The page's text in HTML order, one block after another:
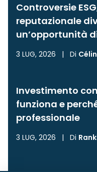
Controversie
reputazionale
un’opportunità
3 LUG, 2026 | Di
Investimento
funziona e
professionale
3 LUG, 2026 | Di